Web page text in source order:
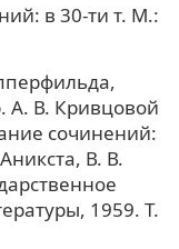
в 30-ти т. М.:
А. В. Кривцовой
сочинений:
В. В.
1959. Т.